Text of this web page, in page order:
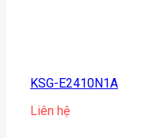
KSG-E2410N1A
Liên hệ